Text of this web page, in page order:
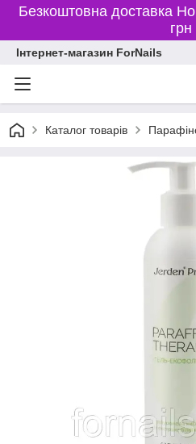
Безкоштовна доставка
грн
Інтернет-магазин ForNails
Каталог товарів